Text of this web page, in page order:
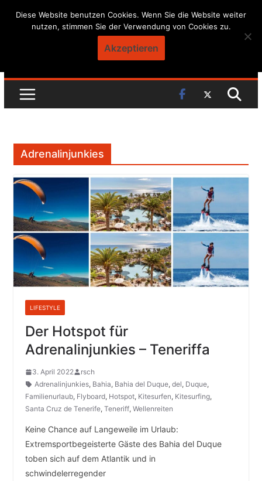
Skip
Adrenalinjunkies
LIFESTYLE
Der Hotspot für
Adrenalinjunkies – Teneriffa
3. April 2022
rsch
Adrenalinjunkies, Bahia, Bahia del Duque, del, Duque,
Familienurlaub, Flyboard, Hotspot, Kitesurfen, Kitesurfing,
Santa Cruz de Tenerife, Teneriff, Wellenreiten
Keine Chance auf Langeweile im Urlaub:
Extremsportbegeisterte Gäste des Bahia del Duque
toben sich auf dem Atlantik und in
schwindelerregender
Diese Website benutzen Cookies. Wenn Sie die Website weiter
nutzen, stimmen Sie der Verwendung von Cookies zu.
Akzeptieren